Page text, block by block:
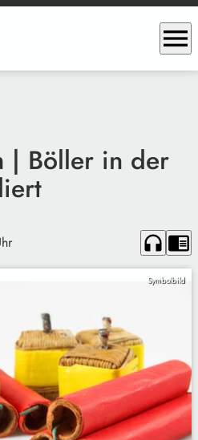
menu
| Böller in der
headphones chrome_reader_mode
Symbolbild